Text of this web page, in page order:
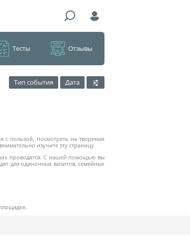
Тесты Отзывы
Тип события
Дата
с пользой, посмотреть на творения
изучите эту страницу.
проводятся. С нашей помощью вы
для одиночных визитов, семейных